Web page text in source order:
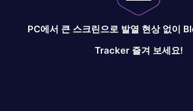
PC에서 큰 스크린으로 발열 현상 없이
Tracker 즐겨 보세요!